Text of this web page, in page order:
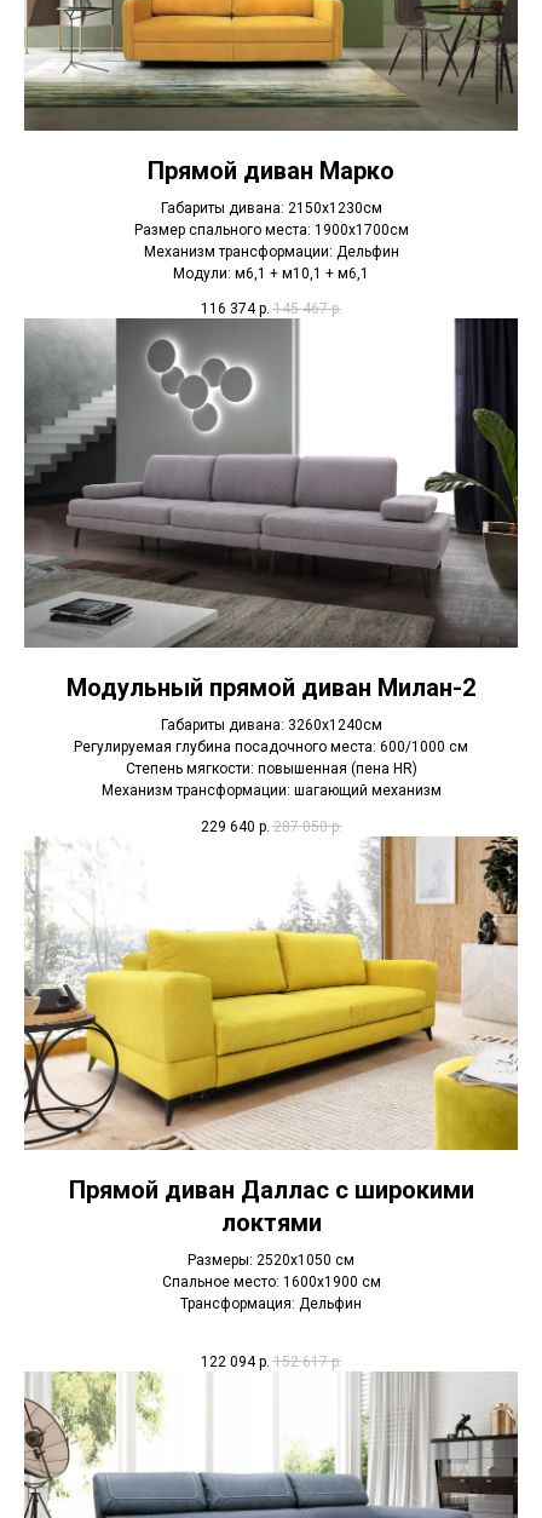
Прямой диван Марко
Габариты дивана: 2150х1230см
Размер спального места: 1900х1700см
Механизм трансформации: Дельфин
Модули: м6,1 + м10,1 + м6,1
116 374 р. 145 467 р.
Модульный прямой диван Милан-2
Габариты дивана: 3260х1240см
Регулируемая глубина посадочного места: 600/1000 см
Степень мягкости: повышенная (пена HR)
Механизм трансформации: шагающий механизм
229 640 р. 287 050 р.
Прямой диван Даллас с широкими
локтями
Размеры: 2520х1050 см
Спальное место: 1600х1900 см
Трансформация: Дельфин
122 094 р. 152 617 р.